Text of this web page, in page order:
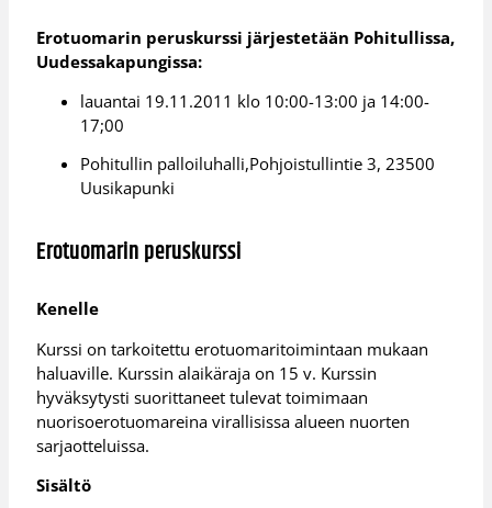
Erotuomarin peruskurssi järjestetään Pohitullissa,
Uudessakapungissa:
lauantai 19.11.2011 klo 10:00-13:00 ja 14:00-
17;00
Pohitullin palloiluhalli,Pohjoistullintie 3, 23500
Uusikapunki
Erotuomarin peruskurssi
Kenelle
Kurssi on tarkoitettu erotuomaritoimintaan mukaan
haluaville. Kurssin alaikäraja on 15 v. Kurssin
hyväksytysti suorittaneet tulevat toimimaan
nuorisoerotuomareina virallisissa alueen nuorten
sarjaotteluissa.
Sisältö